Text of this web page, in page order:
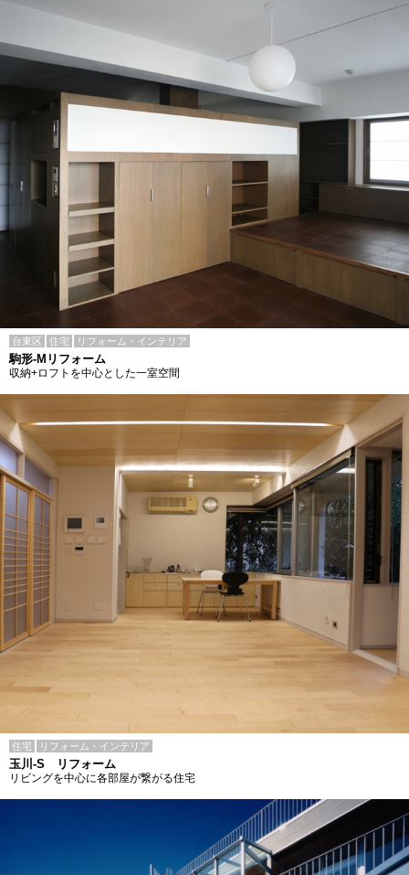
台東区 住宅 リフォーム・インテリア
駒形-Mリフォーム
収納+ロフトを中心とした一室空間
住宅 リフォーム・インテリア
玉川-S リフォーム
リビングを中心に各部屋が繋がる住宅